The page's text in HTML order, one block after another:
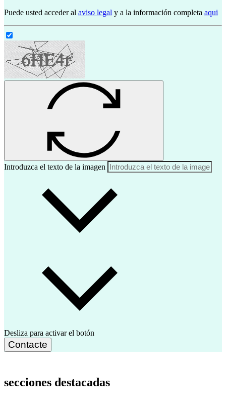
Puede usted acceder al aviso legal y a la información completa aqui
Introduzca el texto de la imagen
Desliza para activar el botón
Contacte
secciones destacadas